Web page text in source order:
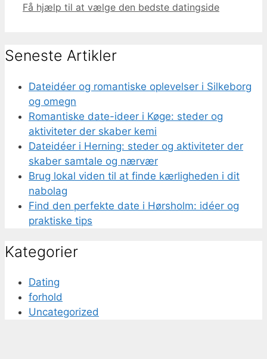
Få hjælp til at vælge den bedste datingside
Seneste Artikler
Dateidéer og romantiske oplevelser i Silkeborg
og omegn
Romantiske date-ideer i Køge: steder og
aktiviteter der skaber kemi
Dateidéer i Herning: steder og aktiviteter der
skaber samtale og nærvær
Brug lokal viden til at finde kærligheden i dit
nabolag
Find den perfekte date i Hørsholm: idéer og
praktiske tips
Kategorier
Dating
forhold
Uncategorized